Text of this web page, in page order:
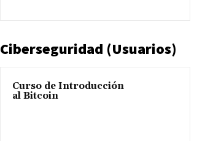
Ciberseguridad (Usuarios)
Curso de Introducción
al Bitcoin